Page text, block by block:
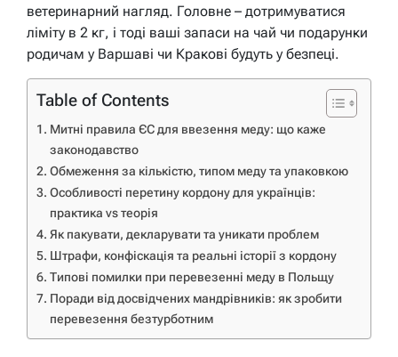
ветеринарний нагляд. Головне – дотримуватися
ліміту в 2 кг, і тоді ваші запаси на чай чи подарунки
родичам у Варшаві чи Кракові будуть у безпеці.
Table of Contents
Митні правила ЄС для ввезення меду: що каже
законодавство
Обмеження за кількістю, типом меду та упаковкою
Особливості перетину кордону для українців:
практика vs теорія
Як пакувати, декларувати та уникати проблем
Штрафи, конфіскація та реальні історії з кордону
Типові помилки при перевезенні меду в Польщу
Поради від досвідчених мандрівників: як зробити
перевезення безтурботним